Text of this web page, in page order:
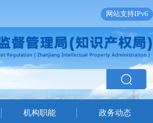
网站支持IPv6
机构职能
政务动态